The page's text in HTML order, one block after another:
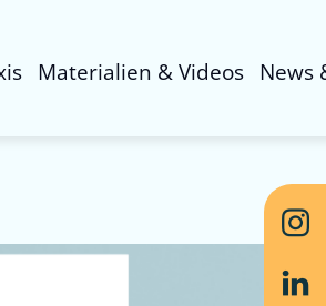
Materialien & Videos News